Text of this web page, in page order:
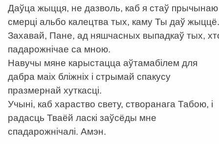
Даўца жыцця, не дазволь, каб я стаў прычынаю
смерці альбо калецтва тых, каму Ты даў жыццё.
Захавай, Пане, ад няшчасных выпадкаў тых,
падарожнічае са мною.
Навучы мяне карыстацца аўтамабілем для
дабра маіх бліжніх і стрымай спакусу
празмернай хуткасці.
Учыні, каб хараство свету, створанага Табою, і
радасць Тваёй ласкі заўсёды мне
спадарожнічалі. Амэн.